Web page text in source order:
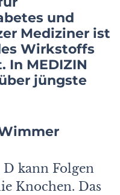
und
Mediziner ist
Wirkstoffs
MEDIZIN
jüngste
kann Folgen
Knochen. Das